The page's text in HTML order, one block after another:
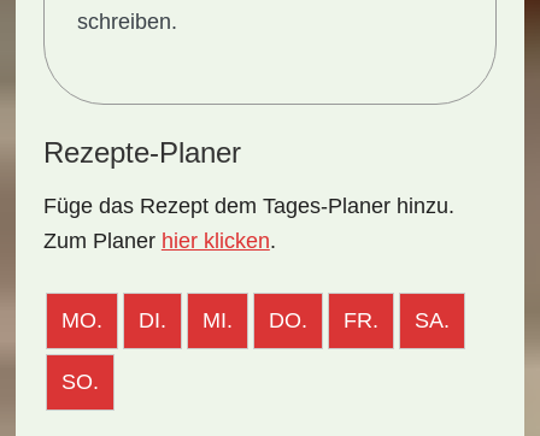
schreiben.
Rezepte-Planer
Füge das Rezept dem Tages-Planer hinzu.
Zum Planer hier klicken.
MO. DI. MI. DO. FR. SA.
SO.